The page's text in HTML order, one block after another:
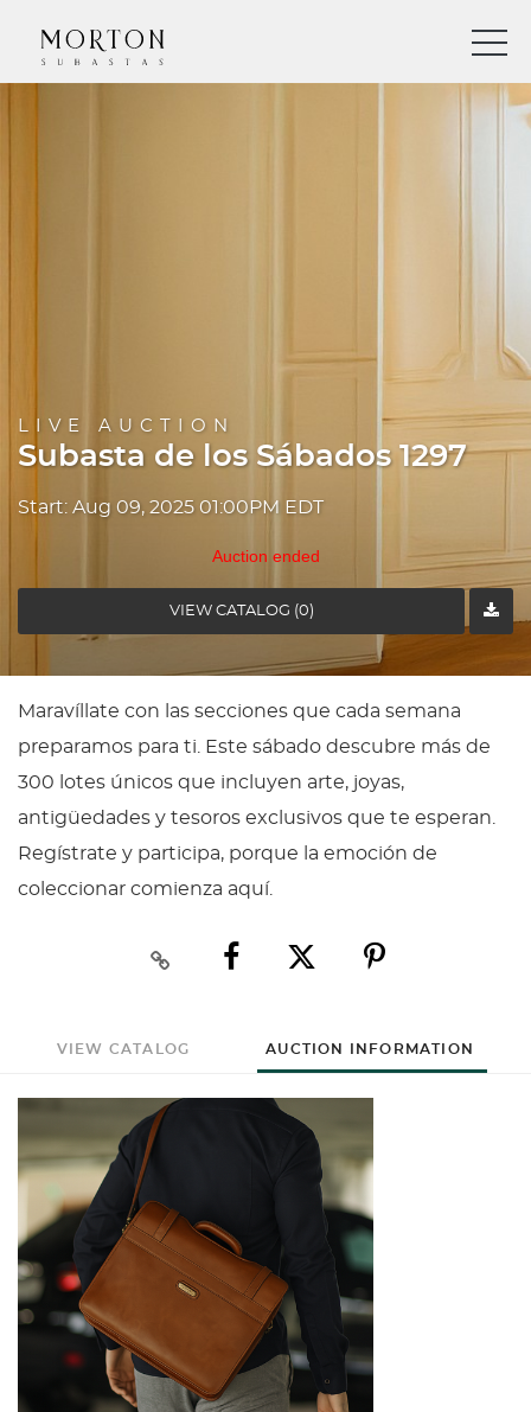
LIVE AUCTION
Subasta de los Sábados 1297
Start: Aug 09, 2025 01:00PM EDT
Auction ended
VIEW CATALOG (0)
Maravíllate con las secciones que cada semana
preparamos para ti. Este sábado descubre más de
300 lotes únicos que incluyen arte, joyas,
antigüedades y tesoros exclusivos que te esperan.
Regístrate y participa, porque la emoción de
coleccionar comienza aquí.
VIEW CATALOG AUCTION INFORMATION